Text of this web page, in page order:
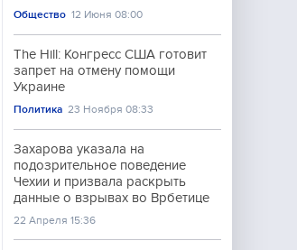
Общество 12 Июня 08:00
The Hill: Конгресс США готовит
запрет на отмену помощи
Украине
Политика 23 Ноября 08:33
Захарова указала на
подозрительное поведение
Чехии и призвала раскрыть
данные о взрывах во Врбетице
22 Апреля 15:36